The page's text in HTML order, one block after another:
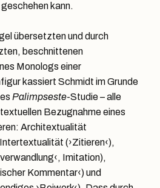
kann.
übersetzten und durch
beschnittenen
Monologs einer
kassiert Schmidt im Grunde
Palimpseste-Studie – alle
Bezugnahme eines
Architextualität
(›Zitieren‹),
Imitation),
Kommentar‹) und